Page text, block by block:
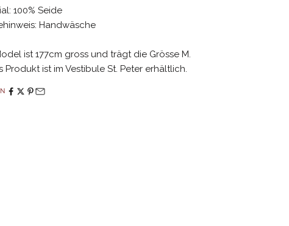
100% Seide
Handwäsche
ist 177cm gross und trägt die Grösse M.
Produkt ist im Vestibule St. Peter erhältlich.